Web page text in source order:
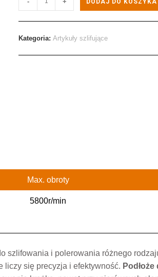
Kategoria: Artykuły szlifujące
Max. obroty
5800r/min
szlifowania i polerowania różnego
liczy się precyzja i efektywność.